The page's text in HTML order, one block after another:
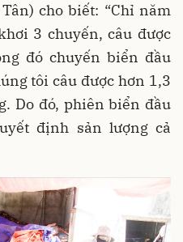
cho biết: “Chỉ năm
3 chuyến, câu được
đó chuyến biển đầu
tôi câu được hơn 1,3
Do đó, phiên biển đầu
định sản lượng cả